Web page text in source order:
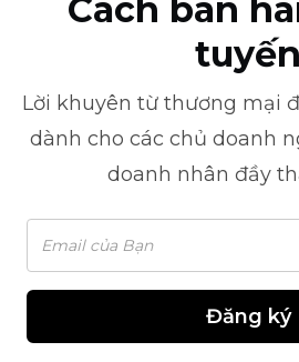
Cách bán
tuyến
Lời khuyên từ thương mại
dành cho các chủ doanh
doanh nhân đầy
Đăng ký